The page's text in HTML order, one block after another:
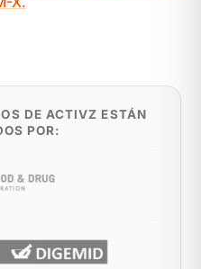
DE ACTIVZ ESTÁN
POR: